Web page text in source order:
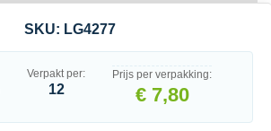
SKU: LG4277
Verpakt per:
12
Prijs per verpakking:
€ 7,80